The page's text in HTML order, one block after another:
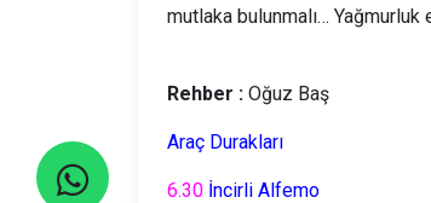
mutlaka bulunmalı…
Rehber : Oğuz Baş
Araç Durakları
6.30 İncirli Alfemo